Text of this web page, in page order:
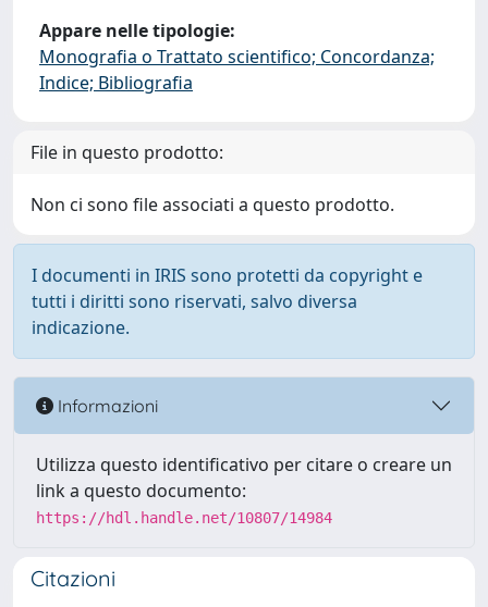
Appare nelle tipologie:
Monografia o Trattato scientifico; Concordanza;
Indice; Bibliografia
File in questo prodotto:
Non ci sono file associati a questo prodotto.
I documenti in IRIS sono protetti da copyright e
tutti i diritti sono riservati, salvo diversa
indicazione.
Informazioni
Utilizza questo identificativo per citare o creare un
link a questo documento:
https://hdl.handle.net/10807/14984
Citazioni